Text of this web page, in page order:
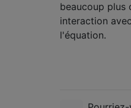
beaucoup plus
interaction
l'équation.